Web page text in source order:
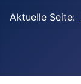
Aktuelle Seite: